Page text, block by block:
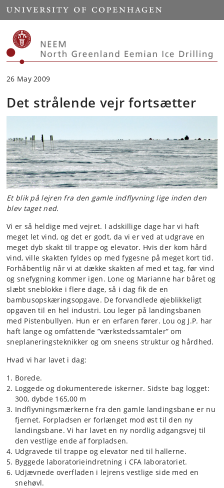
Start
26 May 2009
Det strålende vejr fortsætter
Et blik på lejren fra den gamle indflyvning lige inden den
blev taget ned.
Vi er så heldige med vejret. I adskillige dage har vi haft
meget let vind, og det er godt, da vi er ved at udgrave en
meget dyb skakt til trappe og elevator. Hvis der kom hård
vind, ville skakten fyldes op med fygesne på meget kort tid.
Forhåbentlig når vi at dække skakten af med et tag, før vind
og snefygning kommer igen. Lone og Marianne har båret og
slæbt sneblokke i flere dage, så i dag fik de en
bambusopskæringsopgave. De forvandlede øjeblikkeligt
opgaven til en hel industri. Lou leger på landingsbanen
med Pistenbullyen. Hun er en erfaren fører. Lou og J.P. har
haft lange og omfattende ”værkstedssamtaler” om
sneplaneringsteknikker og om sneens struktur og hårdhed.
Hvad vi har lavet i dag:
Borede.
Loggede og dokumenterede iskerner. Sidste bag logget:
300, dybde 165,00 m
Indflyvningsmærkerne fra den gamle landingsbane er nu
fjernet. Forpladsen er forlænget mod øst til den ny
landingsbane. Vi har lavet en ny nordlig adgangsvej til
den vestlige ende af forpladsen.
Udgravede til trappe og elevator ned til hallerne.
Byggede laboratorieindretning i CFA laboratoriet.
Udjævnede overfladen i lejrens vestlige side med en
snehøvl.